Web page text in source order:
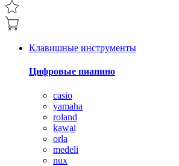
Клавишные инструменты
Цифровые пианино
casio
yamaha
roland
kawai
orla
medeli
nux